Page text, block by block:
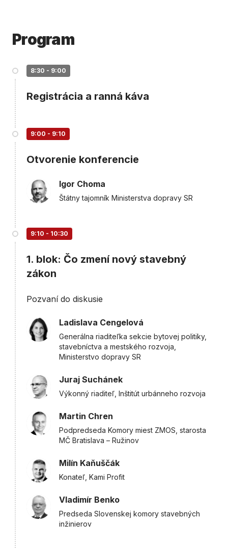
Program
8:30 - 9:00
Registrácia a ranná káva
9:00 - 9:10
Otvorenie konferencie
Igor Choma
Štátny tajomník Ministerstva dopravy SR
9:10 - 10:30
1. blok: Čo zmení nový stavebný
zákon
Pozvaní do diskusie
Ladislava Cengelová
Generálna riaditeľka sekcie bytovej politiky,
stavebníctva a mestského rozvoja,
Ministerstvo dopravy SR
Juraj Suchánek
Výkonný riaditeľ, Inštitút urbánneho rozvoja
Martin Chren
Podpredseda Komory miest ZMOS, starosta
MČ Bratislava – Ružinov
Milín Kaňuščák
Konateľ, Kami Profit
Vladimír Benko
Predseda Slovenskej komory stavebných
inžinierov